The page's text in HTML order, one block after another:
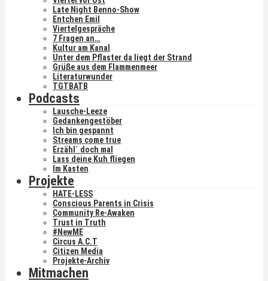
Late Night Benno-Show
Entchen Emil
Viertelgespräche
7 Fragen an…
Kultur am Kanal
Unter dem Pflaster da liegt der Strand
Grüße aus dem Flammenmeer
Literaturwunder
TGTBATB
Podcasts
Lausche-Leeze
Gedankengestöber
Ich bin gespannt
Streams come true
Erzähl´ doch mal
Lass deine Kuh fliegen
Im Kasten
Projekte
HATE-LESS
Conscious Parents in Crisis
Community Re-Awaken
Trust in Truth
#NewME
Circus A.C.T
Citizen Media
Projekte-Archiv
Mitmachen